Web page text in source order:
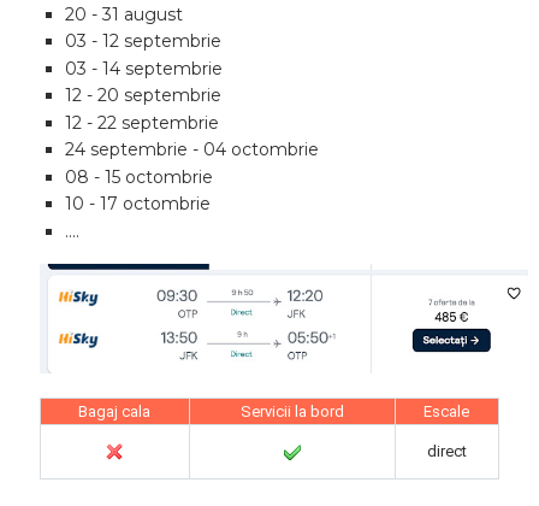
20 - 31 august
03 - 12 septembrie
03 - 14 septembrie
12 - 20 septembrie
12 - 22 septembrie
24 septembrie - 04 octombrie
08 - 15 octombrie
10 - 17 octombrie
....
Bagaj cala Servicii la bord Escale
direct